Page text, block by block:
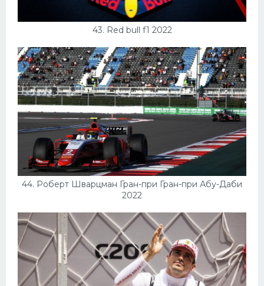
43. Red bull f1 2022
44. Роберт Шварцман Гран-при Гран-при Абу-Даби
2022